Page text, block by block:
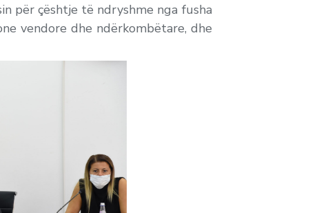
për çështje të ndryshme nga fusha
vendore dhe ndërkombëtare, dhe